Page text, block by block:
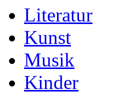
Literatur
Kunst
Musik
Kinder